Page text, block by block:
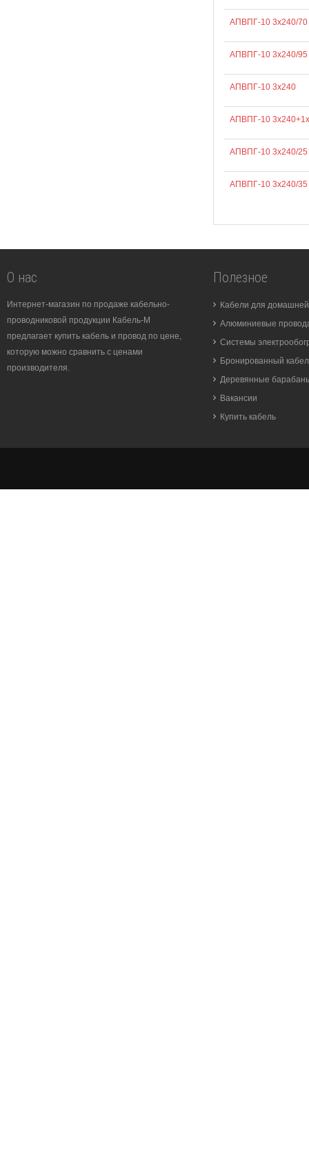
АПВПГ-10 3х240/70
АПВПГ-10 3х240/95
АПВПГ-10 3х240
АПВПГ-10
АПВПГ-10 3х240/25
АПВПГ-10 3х240/35
О нас
Интернет-магазин по продаже кабельно-
проводниковой продукции Кабель-М
предлагает купить кабель и провод по цене,
которую можно сравнить с ценами
производителя.
Полезное
Кабели для
Алюминиевые
Системы
Бронированный
Деревянные
Вакансии
Купить кабель